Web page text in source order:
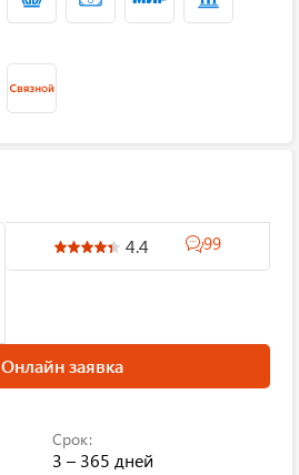
4.4 99
Онлайн заявка
Срок:
3 – 365 дней